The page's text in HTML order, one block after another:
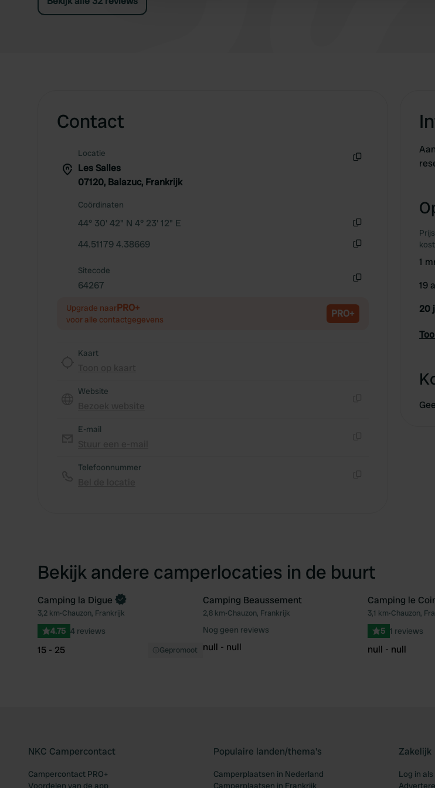
rots kliffen en om te fietsen en wandelen is
Contact
Locatie
Les Salles
07120, Balazuc, Frankrijk
Coördinaten
44° 30' 42" N 4° 23' 12" E
44.51179 4.38669
Sitecode
64267
Upgrade naarPRO+
voor alle contactgegevens PRO+
Kaart
Website
E-mail
Telefoonnummer
1
19
20
Bekijk andere camperlocaties in de buurt
Favoriet
Boek direct
Camping la Digue
3,2 km•Chauzon, Frankrijk
4.75 4 reviews
15 - 25 Gepromoot
Favoriet
Camping Beaussement
2,8 km•Chauzon, Frankrijk
Nog geen reviews
null - null
Camping le
3,1 km•Chauzon,
5 1 reviews
null - null
NKC Campercontact
Campercontact PRO+
Voordelen van de app
Populaire landen/thema's
Camperplaatsen in Nederland
Camperplaatsen in Frankrijk
Zakelijk
Log in